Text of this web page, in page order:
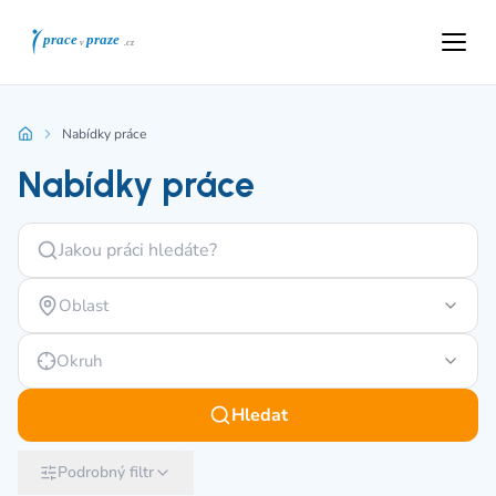
Nabídky práce
Nabídky práce
Oblast
Okruh
Hledat
Podrobný filtr